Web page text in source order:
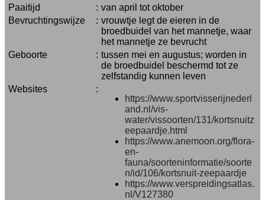
Paaitijd
: van april tot oktober
Bevruchtingswijze
: vrouwtje legt de eieren in de
broedbuidel van het mannetje, waar
het mannetje ze bevrucht
Geboorte
: tussen mei en augustus; worden in
de broedbuidel beschermd tot ze
zelfstandig kunnen leven
Websites
:
https://www.sportvisserijnederl
and.nl/vis-
water/vissoorten/131/kortsnuitz
eepaardje.html
https://www.anemoon.org/flora-
en-
fauna/soorteninformatie/soorte
n/id/106/kortsnuit-zeepaardje
https://www.verspreidingsatlas.
nl/V127380